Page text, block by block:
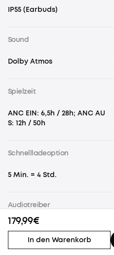
179,99€
In den Warenkorb
IP55 (Earbuds)
Sound
Dolby Atmos
Spielzeit
ANC EIN: 6,5h / 28h; ANC AU
S: 12h / 50h
Schnellladeoption
5 Min. = 4 Std.
Audiotreiber
9,2mm dynamischer Treiber
(Wollpapier-Bio-Membran)